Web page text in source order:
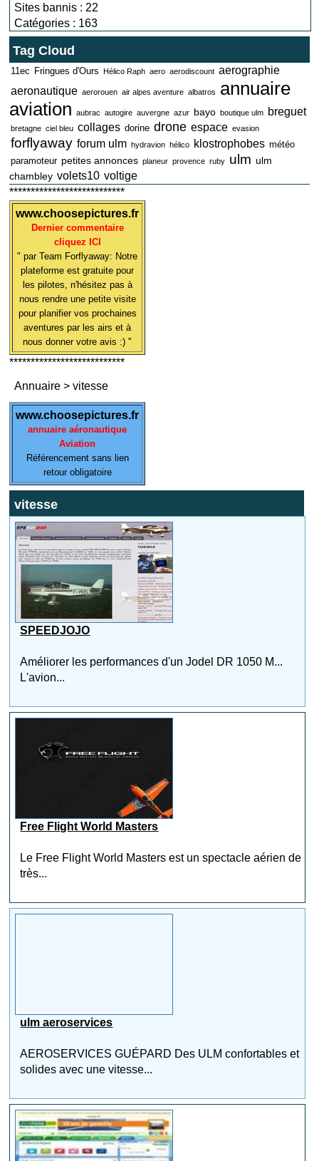
Sites bannis : 22
Catégories : 163
Tag Cloud
11ec Fringues d'Ours Hélico Raph aero aerodiscount aerographie
aeronautique aerorouen air alpes aventure albatros
annuaire
aviation
aubrac autogire auvergne azur bayo boutique ulm breguet
bretagne ciel bleu collages dorine drone espace evasion
forflyaway forum ulm hydravion hélico klostrophobes météo
paramoteur petites annonces planeur provence ruby ulm ulm
chambley volets10 voltige
***************************
www.choosepictures.fr
Dernier commentaire
cliquez ICI
" par Team Forflyaway: Notre
plateforme est gratuite pour
les pilotes, n'hésitez pas à
nous rendre une petite visite
pour planifier vos prochaines
aventures par les airs et à
nous donner votre avis :) "
***************************
Annuaire >vitesse
www.choosepictures.fr
annuaire aéronautique
Aviation
Référencement sans lien
retour obligatoire
vitesse
SPEEDJOJO
Améliorer les performances d'un Jodel DR 1050 M...
L'avion...
Free Flight World Masters
Le Free Flight World Masters est un spectacle aérien de
très...
ulm aeroservices
AEROSERVICES GUÉPARD Des ULM confortables et
solides avec une vitesse...